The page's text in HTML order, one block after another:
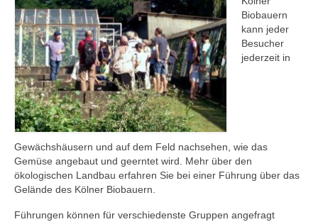
Hof
Bildung
Biobauern
kann jeder
Besucher
jederzeit in
Gewächshäusern und auf dem Feld nachsehen, wie das
Gemüse angebaut und geerntet wird. Mehr über den
ökologischen Landbau erfahren Sie bei einer Führung über das
Gelände des Kölner Biobauern.
Führungen können für verschiedenste Gruppen angefragt